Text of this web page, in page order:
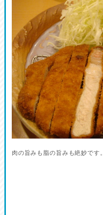
肉の旨みも脂の旨みも絶妙です。